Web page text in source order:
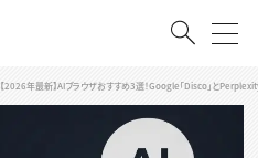
会員登録
【2026年最新】AIブラウザおすすめ3選！Google「Disco」と